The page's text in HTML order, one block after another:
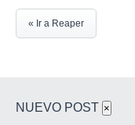
« Ir a Reaper
NUEVO POST ×